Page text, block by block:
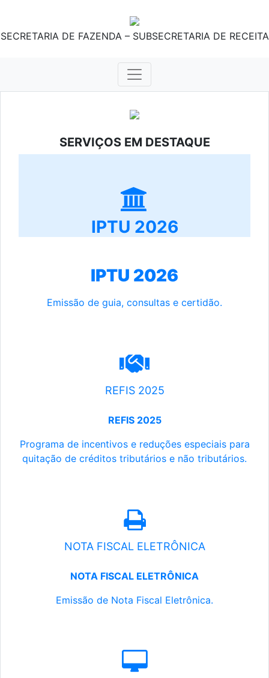
SECRETARIA DE FAZENDA – SUBSECRETARIA DE RECEITA
SERVIÇOS EM DESTAQUE
IPTU 2026
IPTU 2026
Emissão de guia, consultas e certidão.
REFIS 2025
REFIS 2025
Programa de incentivos e reduções especiais para
quitação de créditos tributários e não tributários.
NOTA FISCAL ELETRÔNICA
NOTA FISCAL ELETRÔNICA
Emissão de Nota Fiscal Eletrônica.